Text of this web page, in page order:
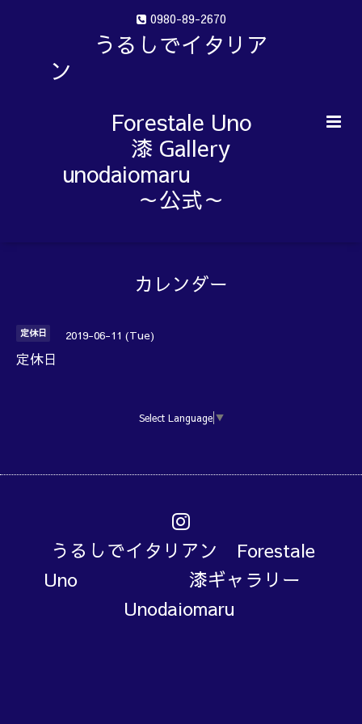
0980-89-2670
うるしでイタリア
ン
Forestale Uno
漆 Gallery
unodaiomaru
～公式～
カレンダー
定休日 2019-06-11 (Tue)
定休日
Select Language ▼
うるしでイタリアン Forestale
Uno 漆ギャラリー
Unodaiomaru